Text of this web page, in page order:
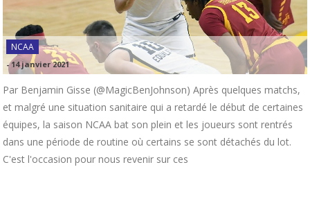
NCAA
-14 janvier 2021
Par Benjamin Gisse (@MagicBenJohnson) Après quelques matchs,
et malgré une situation sanitaire qui a retardé le début de certaines
équipes, la saison NCAA bat son plein et les joueurs sont rentrés
dans une période de routine où certains se sont détachés du lot.
C'est l'occasion pour nous revenir sur ces